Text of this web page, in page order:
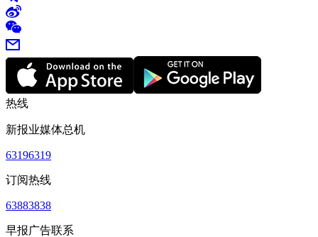
热线
新报业媒体总机
63196319
订阅热线
63883838
早报广告联系